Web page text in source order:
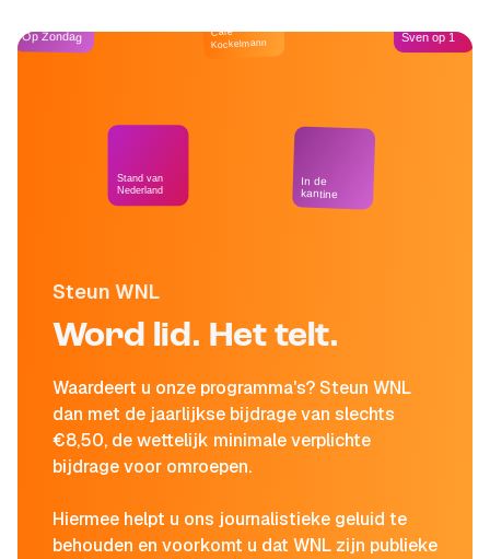
Steun WNL
Word lid. Het telt.
Waardeert u onze programma's? Steun WNL
dan met de jaarlijkse bijdrage van slechts
€8,50, de wettelijk minimale verplichte
bijdrage voor omroepen.
Hiermee helpt u ons journalistieke geluid te
behouden en voorkomt u dat WNL zijn publieke
Op Zondag
Stand van
Nederland
Café
Kockelmann
In de
kantine
Sven op 1